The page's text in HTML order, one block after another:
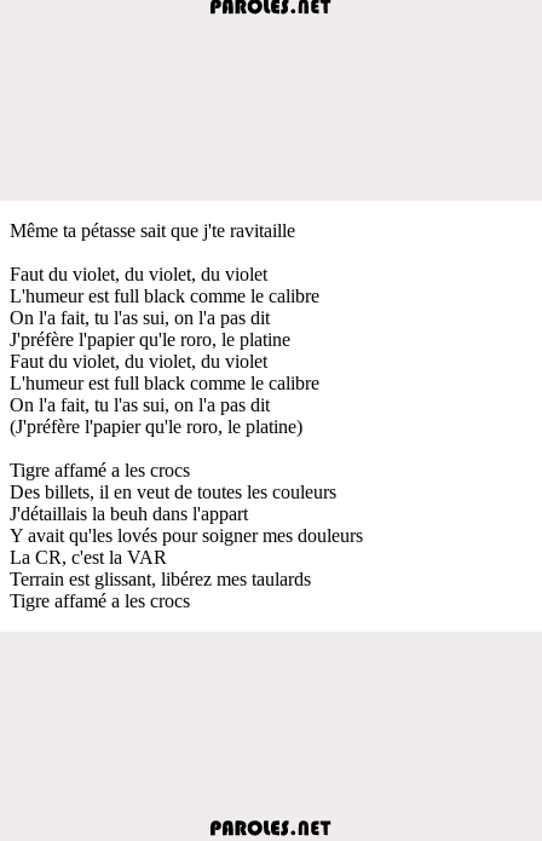
Même ta pétasse sait que j'te ravitaille
Faut du violet, du violet, du violet
L'humeur est full black comme le calibre
On l'a fait, tu l'as sui, on l'a pas dit
J'préfère l'papier qu'le roro, le platine
Faut du violet, du violet, du violet
L'humeur est full black comme le calibre
On l'a fait, tu l'as sui, on l'a pas dit
(J'préfère l'papier qu'le roro, le platine)
Tigre affamé a les crocs
Des billets, il en veut de toutes les couleurs
J'détaillais la beuh dans l'appart
Y avait qu'les lovés pour soigner mes douleurs
La CR, c'est la VAR
Terrain est glissant, libérez mes taulards
Tigre affamé a les crocs